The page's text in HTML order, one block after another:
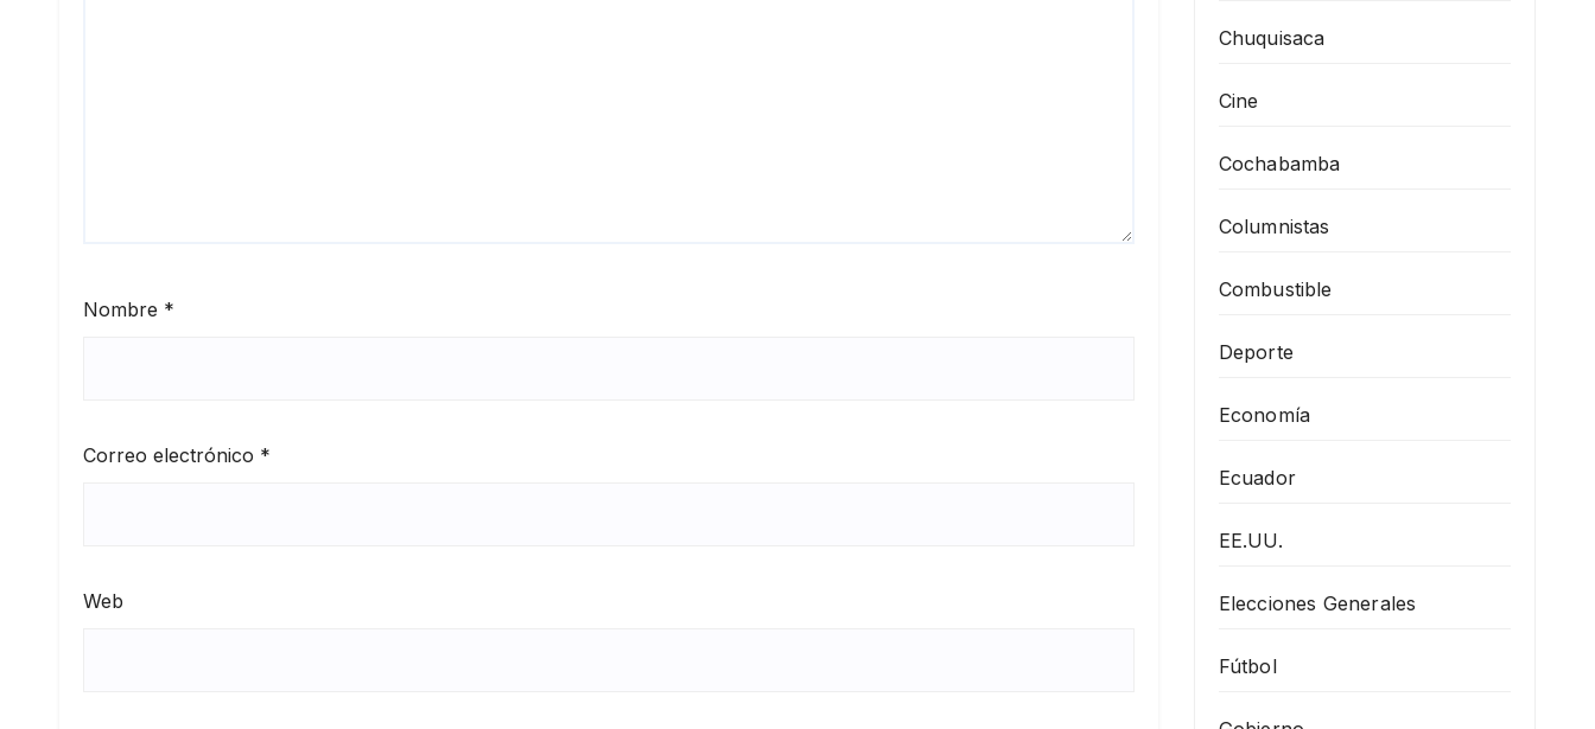
Nombre *
Correo electrónico *
Web
Chuquisaca
Cine
Cochabamba
Columnistas
Combustible
Deporte
Economía
Ecuador
EE.UU.
Elecciones Generales
Fútbol